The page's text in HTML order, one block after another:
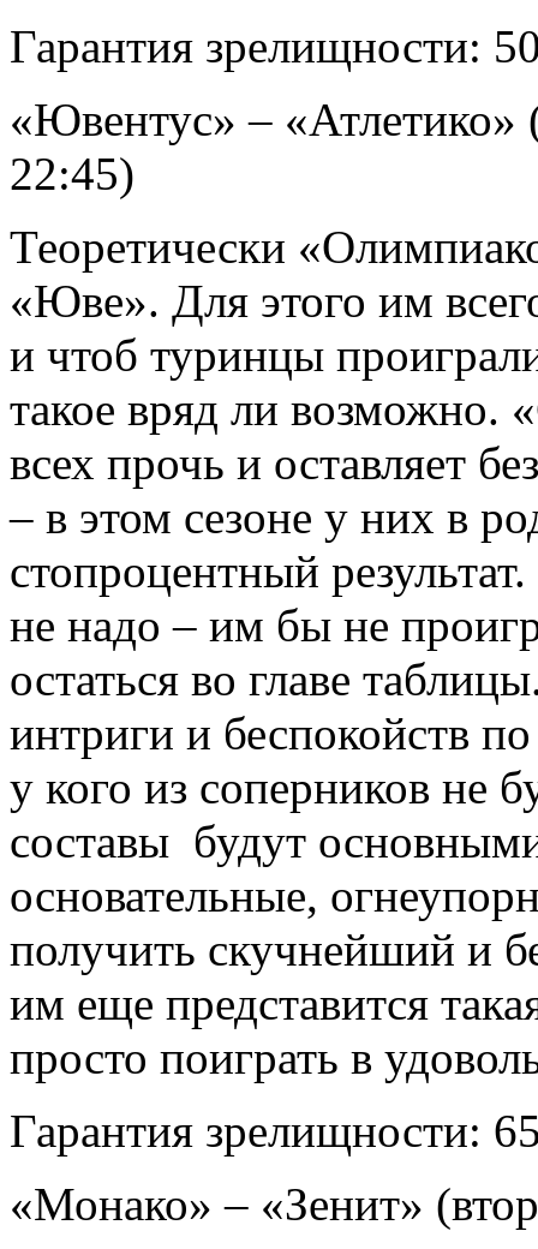
Гарантия зрелищности:
«Ювентус» –
22:45)
Теоретически
«Юве». Для этого им
и чтоб туринцы
такое вряд ли возможно.
всех прочь и оставляет
– в этом сезоне у них в
стопроцентный
не надо – им бы не
остаться во главе
интриги и беспокойств
у кого из соперников не
составы будут
основательные,
получить скучнейший и
им еще представится
просто поиграть в
Гарантия зрелищности:
«Монако» – «Зенит»